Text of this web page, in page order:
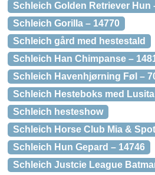
Schleich Golden Retriever Hun
Schleich Gorilla – 14770
Schleich gård med hestestald
Schleich Han Chimpanse –
Schleich Havenhjørning Føl –
Schleich Hesteboks med
Schleich hesteshow
Schleich Horse Club Mia &
Schleich Hun Gepard – 14746
Schleich Justcie League